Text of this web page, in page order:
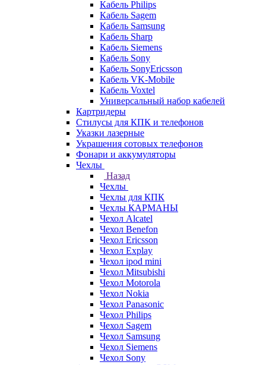
Кабель Philips
Кабель Sagem
Кабель Samsung
Кабель Sharp
Кабель Siemens
Кабель Sony
Кабель SonyEricsson
Кабель VK-Mobile
Кабель Voxtel
Универсальный набор кабелей
Картридеры
Стилусы для КПК и телефонов
Указки лазерные
Украшения сотовых телефонов
Фонари и аккумуляторы
Чехлы
Назад
Чехлы
Чехлы для КПК
Чехлы КАРМАНЫ
Чехол Alcatel
Чехол Benefon
Чехол Ericsson
Чехол Explay
Чехол ipod mini
Чехол Mitsubishi
Чехол Motorola
Чехол Nokia
Чехол Panasonic
Чехол Philips
Чехол Sagem
Чехол Samsung
Чехол Siemens
Чехол Sony